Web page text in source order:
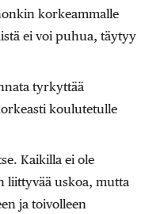
korkeammalle
ei voi puhua, täytyy
tyrkyttää
koulutetulle
Kaikilla ei ole
liittyvää uskoa, mutta
ja toivolleen